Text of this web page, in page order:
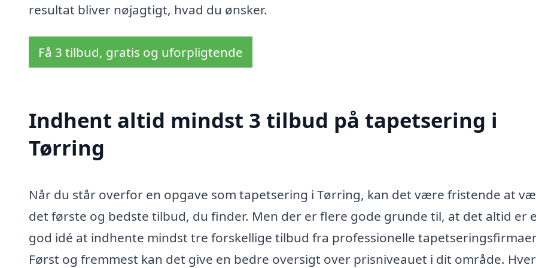
resultat bliver nøjagtigt, hvad du ønsker.
Få 3 tilbud, gratis og uforpligtende
Indhent altid mindst 3 tilbud på tapetsering i
Tørring
Når du står overfor en opgave som tapetsering i Tørring, kan det være fristende at
det første og bedste tilbud, du finder. Men der er flere gode grunde til, at det altid er
god idé at indhente mindst tre forskellige tilbud fra professionelle
Først og fremmest kan det give en bedre oversigt over prisniveauet i dit område. Hver